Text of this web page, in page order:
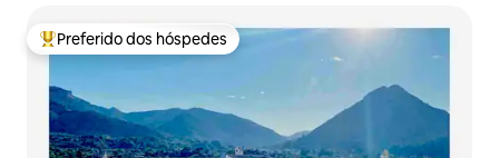
Entre os melhores preferidos dos hóspedes
Preferido dos hóspedes